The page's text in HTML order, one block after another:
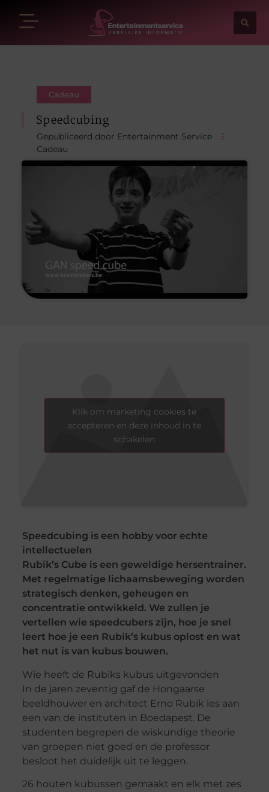
Cadeau
Speedcubing
Gepubliceerd door Entertainment Service
Cadeau
Klik om marketing cookies te
accepteren en deze inhoud in te
schakelen
Speedcubing is een hobby voor echte
intellectuelen
Rubik’s Cube is een geweldige hersentrainer.
Met regelmatige lichaamsbeweging worden
strategisch denken, geheugen en
concentratie ontwikkeld. We zullen je
vertellen wie speedcubers zijn, hoe je snel
leert hoe je een Rubik’s kubus oplost en wat
het nut is van kubus bouwen.
Wie heeft de Rubiks kubus uitgevonden
In de jaren zeventig gaf de Hongaarse
beeldhouwer en architect Erno Rubik les aan
een van de instituten in Boedapest. De
studenten begrepen de wiskundige theorie
van groepen niet goed en de professor
besloot het duidelijk uit te leggen.
26 houten kubussen gemaakt en elk met zes